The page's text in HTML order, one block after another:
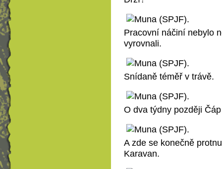
Pracovní náčiní nebylo
vyrovnali.
Snídaně téměř v trávě.
O dva týdny později
A zde se konečně
Karavan.